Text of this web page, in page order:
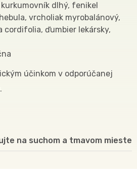
dlhý, fenikel
vrcholiak myrobalánový,
cordifolia, ďumbier lekársky,
účinkom v odporúčanej
na suchom a tmavom mieste